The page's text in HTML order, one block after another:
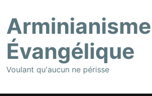
contenu
Arminianisme
Évangélique
Voulant qu'aucun ne périsse